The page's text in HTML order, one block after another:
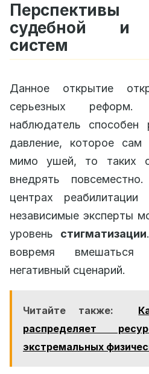
судебной и
систем
Данное открытие
серьезных реформ.
наблюдатель способен
давление, которое сам
мимо ушей, то таких
внедрять
центрах
независимые эксперты
уровень стигматизации
вовремя вмешаться
негативный сценарий.
Читайте также:
распределяет
экстремальных